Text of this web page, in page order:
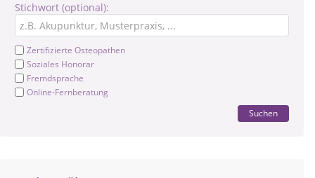
Stichwort (optional):
Zertifizierte Osteopathen
Soziales Honorar
Fremdsprache
Online-Fernberatung
Suchen